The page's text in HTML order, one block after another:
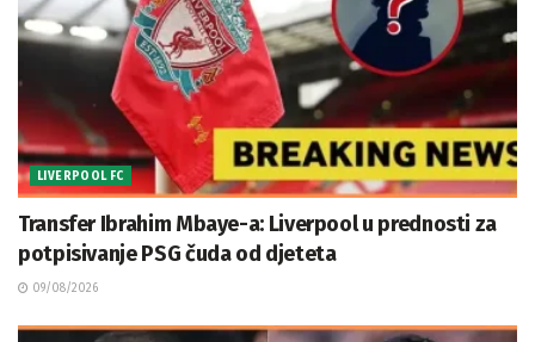
LIVERPOOL FC
Transfer Ibrahim Mbaye-a: Liverpool u prednosti za
potpisivanje PSG čuda od djeteta
09/08/2026